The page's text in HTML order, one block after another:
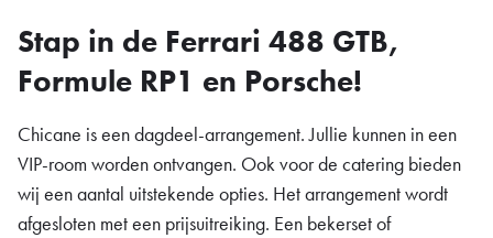
Stap in de Ferrari 488 GTB,
Formule RP1 en Porsche!
Chicane is een dagdeel-arrangement. Jullie kunnen in een
VIP-room worden ontvangen. Ook voor de catering bieden
wij een aantal uitstekende opties. Het arrangement wordt
afgesloten met een prijsuitreiking. Een bekerset of